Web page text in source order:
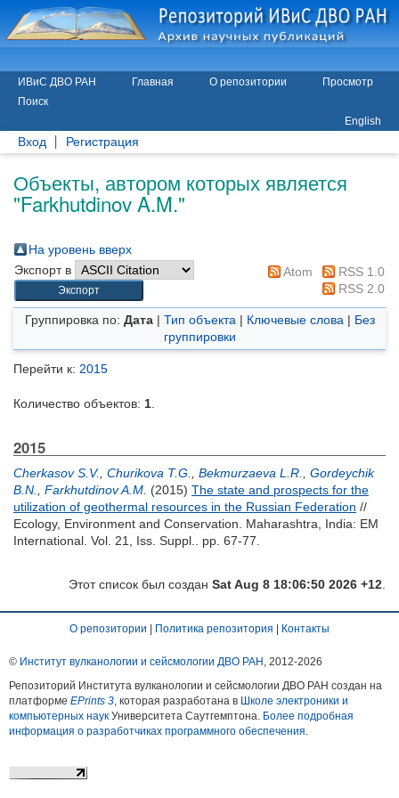
ИВиС ДВО РАН Главная О репозитории
Просмотр
Поиск
English
Вход Регистрация
Объекты, автором которых является
"Farkhutdinov A.M."
На уровень вверх
Экспорт в
Atom
RSS 1.0
RSS 2.0
Группировка по: Дата| Тип объекта | Ключевые слова | Без
группировки
Перейти к: 2015
Количество объектов: 1
2015
Cherkasov S.V. Churikova T.G. Bekmurzaeva L.R.
Gordeychik
B.N.
Farkhutdinov A.M. (2015) The state and prospects for the
utilization of geothermal resources in the Russian Federation //
Ecology, Environment and Conservation. Maharashtra, India: EM
International. Vol. 21, Iss. Suppl.. pp. 67-77.
Этот список был создан Sat Aug 8 18:06:50 2026 +12
О репозитории Политика репозитория Контакты
© Институт вулканологии и сейсмологии ДВО РАН , 2012-2026
Репозиторий Института вулканологии и сейсмологии ДВО РАН создан на
платформе EPrints 3, которая разработана в Школе электроники и
компьютерных наук Университета Саутгемптона. Более подробная
информация о разработчиках программного обеспечения.